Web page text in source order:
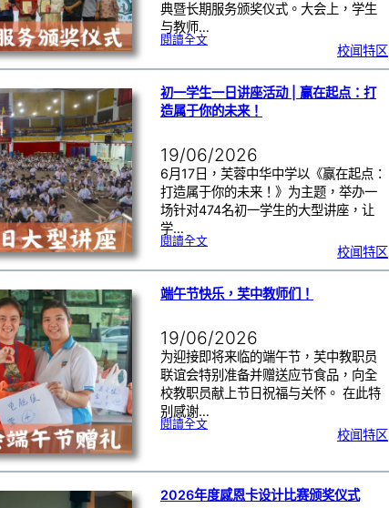
典暨长期服务颁奖仪式。大会上，学生
与教师…
閱讀全文:以
，
为
林
！
芙
中
教
典
暨
长
期服
务
颁
奖
仪
式
校闻特区
初一学生一日讲座活动 | 赢在起点：打
造属于你的未来！
19/06/2026
6月17日，芙蓉中华中学以《赢在起点：
打造属于你的未来！》为主题，举办一
场针对474名初一学生的大型讲座，让
学…
閱讀全文:初
一
讲
座
活
动
起
点
：
打
造
属
于
你
的
未
来
！
校闻特区
端午节快乐，芙中教师们！
19/06/2026
为迎接即将来临的端午节，芙中教职员
联谊会特别准备并赠送应节食品，向全
校教职员献上节日祝福与关怀。 在此特
别感谢…
閱讀全文:端
芙
中
师
们
！
校闻特区
2026年度感恩卡设计比赛颁奖仪式